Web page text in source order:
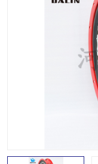
PO隔膜离合器
泥浆泵空气包胶囊
DY隔膜式离合器